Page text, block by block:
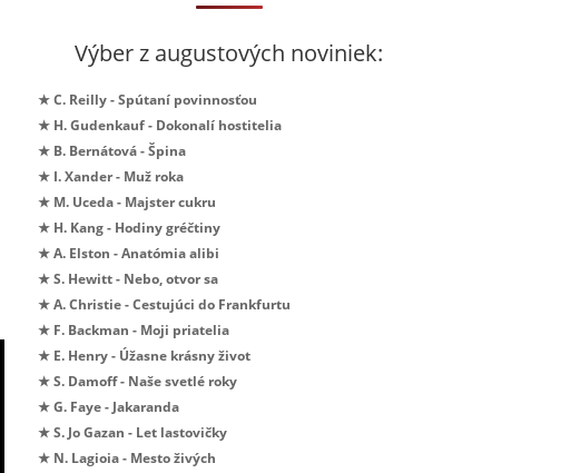
Výber z augustových noviniek:
★ C. Reilly - Spútaní povinnosťou
★ H. Gudenkauf - Dokonalí hostitelia
★ B. Bernátová - Špina
★ I. Xander - Muž roka
★ M. Uceda - Majster cukru
★ H. Kang - Hodiny gréčtiny
★ A. Elston - Anatómia alibi
★ S. Hewitt - Nebo, otvor sa
★ A. Christie - Cestujúci do Frankfurtu
★ F. Backman - Moji priatelia
★ E. Henry - Úžasne krásny život
★ S. Damoff - Naše svetlé roky
★ G. Faye - Jakaranda
★ S. Jo Gazan - Let lastovičky
★ N. Lagioia - Mesto živých